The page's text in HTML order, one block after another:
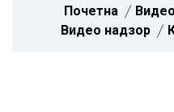
Почетна
Видео надзор